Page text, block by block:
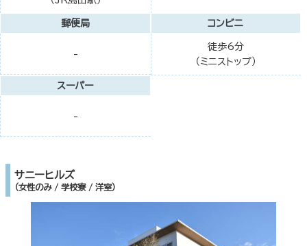
郵便局
-
コンビニ
徒歩6分
（ミニストップ）
スーパー
-
サニーヒルズ
（女性のみ / 学校寮 / 洋室）